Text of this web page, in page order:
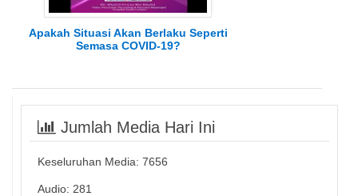
Apakah Situasi Akan Berlaku Seperti
Semasa COVID-19?
Jumlah Media Hari Ini
Keseluruhan Media: 7656
Audio: 281